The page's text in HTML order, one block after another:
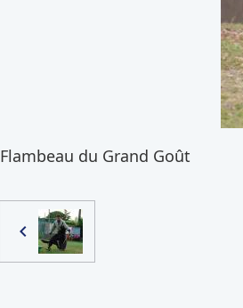
Flambeau du Grand Goût